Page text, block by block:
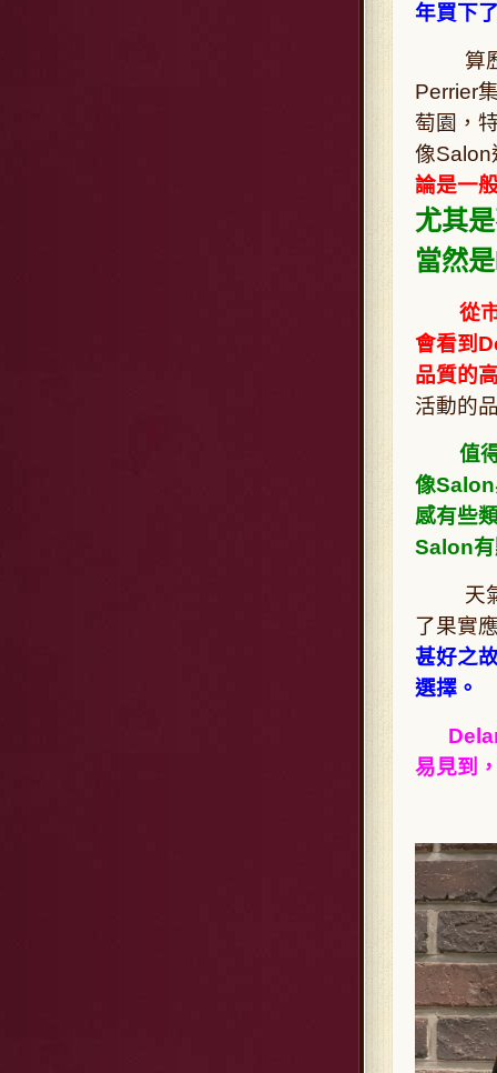
年買下
算歷
Perrier
萄園，
像Salon
論是一
尤其
當然
從
會看到
品質的
活動的
值
像Salon
感有些
Salon有
天氣
了果實
甚好之
選擇。
易見到